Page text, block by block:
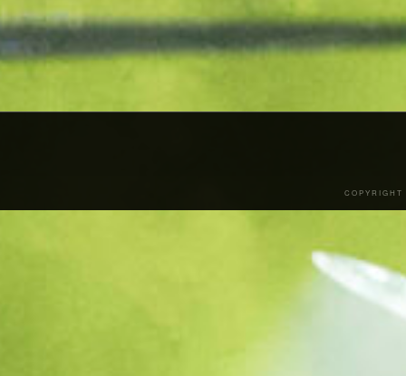
COPYRIGHT